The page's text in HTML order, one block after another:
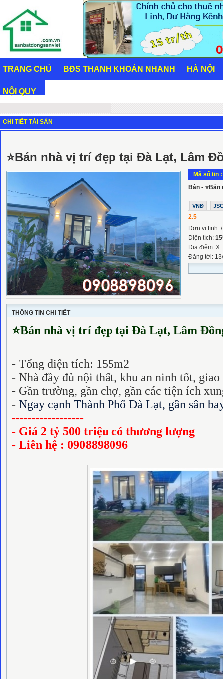
TRANG CHỦ BĐS THANH KHOẢN NHANH HÀ NỘI
NỘI QUY
CHI TIẾT TÀI SẢN
⭐Bán nhà vị trí đẹp tại Đà Lạt, Lâm
Mã số tin
Bán -
VNĐ JSC
2.5
Đơn vị tính: /
Diện tích:
Địa điểm: X.
Đăng tới:
THÔNG TIN CHI TIẾT
⭐Bán nhà vị trí đẹp tại Đà Lạt, Lâm
- Tổng diện tích: 155m2
- Nhà đầy đủ nội thất, khu an ninh tốt,
- Gần trường, gần chợ, gần các tiện ích
- Ngay cạnh Thành Phố Đà Lạt, gần sân
------------------
- Giá 2 tỷ 500 triệu có thương lượng
- Liên hệ : 0908898096